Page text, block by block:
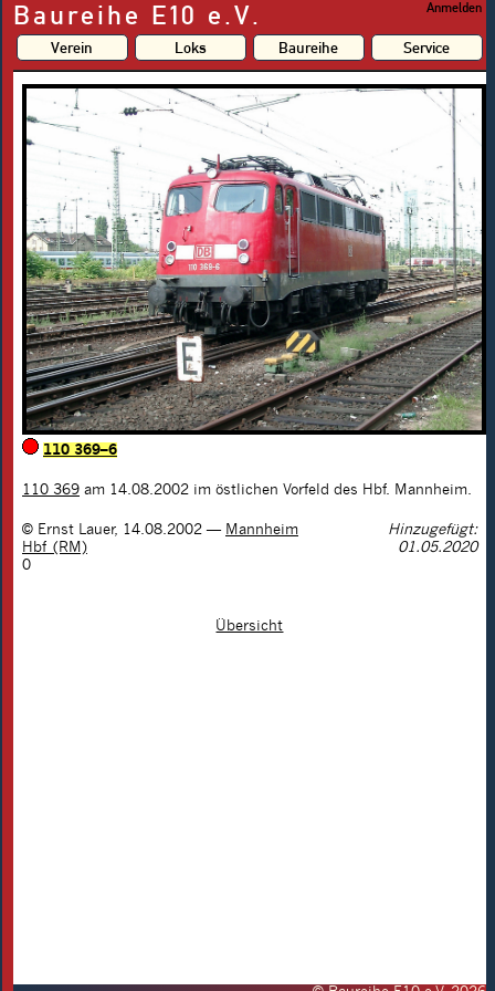
Baureihe E10 e.V. Anmelden
Verein Loks Baureihe Service
110 369–6
110 369 am 14.08.2002 im östlichen Vorfeld des Hbf. Mannheim.
© Ernst Lauer, 14.08.2002 — Mannheim
Hbf (RM)
Hinzugefügt:
01.05.2020
0
Übersicht